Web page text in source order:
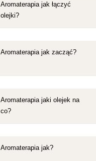
Aromaterapia jak łączyć
olejki?
Aromaterapia jak zacząć?
Aromaterapia jaki olejek na
co?
Aromaterapia jak?